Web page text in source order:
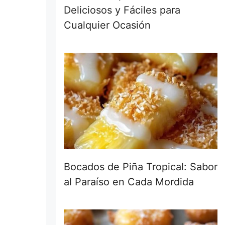
Deliciosos y Fáciles para
Cualquier Ocasión
Bocados de Piña Tropical: Sabor
al Paraíso en Cada Mordida